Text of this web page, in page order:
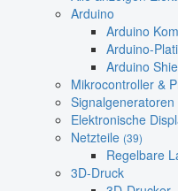
Arduino
Arduino
Arduino-
Arduino
Mikrocontroller &
Signalgeneratoren
Elektronische
Netzteile (39)
Regelbare
3D-Druck